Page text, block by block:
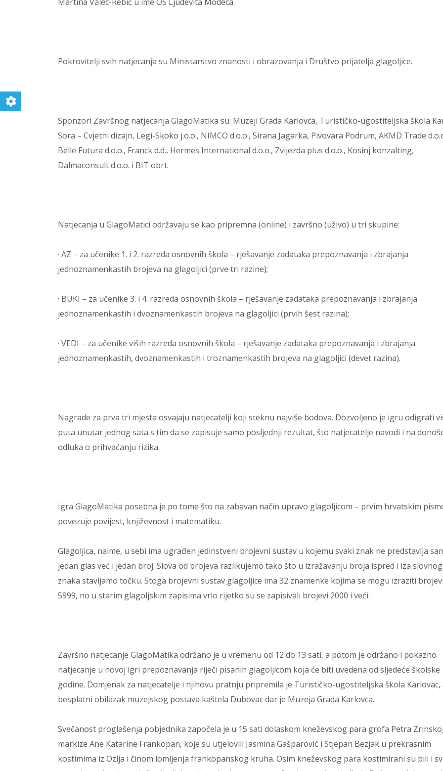
Pokrovitelji svih natjecanja su Ministarstvo znanosti i obrazovanja i Društvo prijatelja glagoljice.
Sponzori Završnog natjecanja GlagoMatika su: Muzeji Grada Karlovca, Turističko-ugostiteljska škola
Sora – Cvjetni dizajn, Legi-Skoko j.o.o., NIMCO d.o.o., Sirana Jagarka, Pivovara Podrum, AKMD Trade
Belle Futura d.o.o., Franck d.d., Hermes International d.o.o., Zvijezda plus d.o.o., Kosinj konzalting,
Dalmaconsult d.o.o. i BIT obrt.
Natjecanja u GlagoMatici održavaju se kao pripremna (online) i završno (uživo) u tri skupine:
· AZ – za učenike 1. i 2. razreda osnovnih škola – rješavanje zadataka prepoznavanja i zbrajanja
jednoznamenkastih brojeva na glagoljici (prve tri razine);
· BUKI – za učenike 3. i 4. razreda osnovnih škola – rješavanje zadataka prepoznavanja i zbrajanja
jednoznamenkastih i dvoznamenkastih brojeva na glagoljici (prvih šest razina);
· VEDI – za učenike viših razreda osnovnih škola – rješavanje zadataka prepoznavanja i zbrajanja
jednoznamenkastih, dvoznamenkastih i troznamenkastih brojeva na glagoljici (devet razina).
Nagrade za prva tri mjesta osvajaju natjecatelji koji steknu najviše bodova. Dozvoljeno je igru odigrati
puta unutar jednog sata s tim da se zapisuje samo posljednji rezultat, što natjecatelje navodi i na
odluka o prihvaćanju rizika.
Igra GlagoMatika posebna je po tome što na zabavan način upravo glagoljicom – prvim hrvatskim
povezuje povijest, književnost i matematiku.
Glagoljica, naime, u sebi ima ugrađen jedinstveni brojevni sustav u kojemu svaki znak ne predstavlja
jedan glas već i jedan broj. Slova od brojeva razlikujemo tako što u izražavanju broja ispred i iza slovnog
znaka stavljamo točku. Stoga brojevni sustav glagoljice ima 32 znamenke kojima se mogu izraziti
5999, no u starim glagoljskim zapisima vrlo rijetko su se zapisivali brojevi 2000 i veći.
Završno natjecanje GlagoMatika održano je u vremenu od 12 do 13 sati, a potom je održano i pokazno
natjecanje u novoj igri prepoznavanja riječi pisanih glagoljicom koja će biti uvedena od sljedeće školske
godine. Domjenak za natjecatelje i njihovu pratnju pripremila je Turističko-ugostiteljska škola Karlovac,
besplatni obilazak muzejskog postava kaštela Dubovac dar je Muzeja Grada Karlovca.
Svečanost proglašenja pobjednika započela je u 15 sati dolaskom kneževskog para grofa Petra
markize Ane Katarine Frankopan, koje su utjelovili Jasmina Gašparović i Stjepan Bezjak u prekrasnim
kostimima iz Ozlja i činom lomljenja frankopanskog kruha. Osim kneževskog para kostimirani su bili i